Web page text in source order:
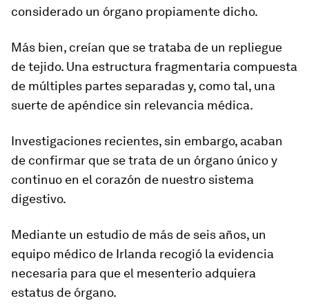
considerado un órgano propiamente dicho.
Más bien, creían que se trataba de un repliegue
de tejido. Una estructura fragmentaria compuesta
de múltiples partes separadas y, como tal, una
suerte de apéndice sin relevancia médica.
Investigaciones recientes, sin embargo, acaban
de confirmar que se trata de un órgano único y
continuo en el corazón de nuestro sistema
digestivo.
Mediante un estudio de más de seis años, un
equipo médico de Irlanda recogió la evidencia
necesaria para que el mesenterio adquiera
estatus de órgano.